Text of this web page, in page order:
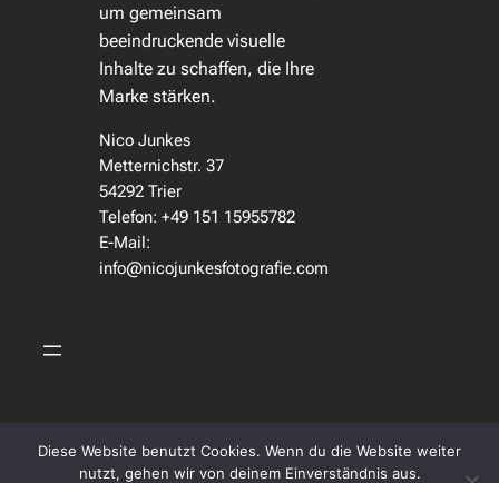
um gemeinsam
beeindruckende visuelle
Inhalte zu schaffen, die Ihre
Marke stärken.
Nico Junkes
Metternichstr. 37
54292 Trier
Telefon: +49 151 15955782
E-Mail:
info@nicojunkesfotografie.com
© Nico Junkes Fotografie
Diese Website benutzt Cookies. Wenn du die Website weiter
nutzt, gehen wir von deinem Einverständnis aus.